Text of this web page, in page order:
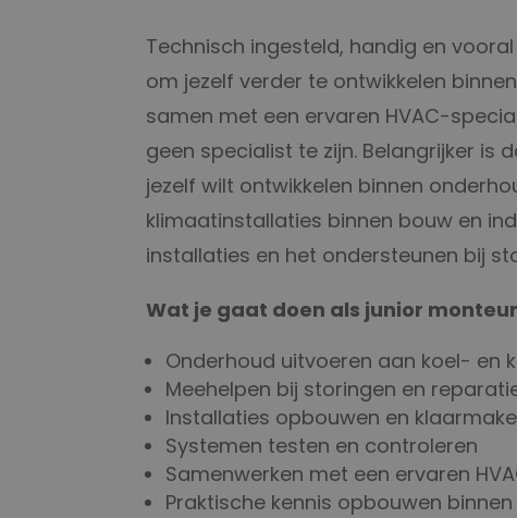
Technisch ingesteld, handig en
om jezelf verder te ontwikkelen
samen met een ervaren HVAC-
geen specialist te zijn. Belangrijker is
jezelf wilt ontwikkelen binnen
klimaatinstallaties binnen bouw en
installaties en het ondersteunen bij
Wat je gaat doen als junior monteur
Onderhoud uitvoeren aan koel- en
Meehelpen bij storingen en
Installaties opbouwen en
Systemen testen en controleren
Samenwerken met een ervaren
Praktische kennis opbouwen